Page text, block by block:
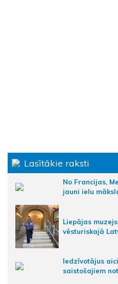
Lasītākie raksti
No Francijas,
jauni ielu
Liepājas
vēsturiskajā
Iedzīvotājus
saistošajiem